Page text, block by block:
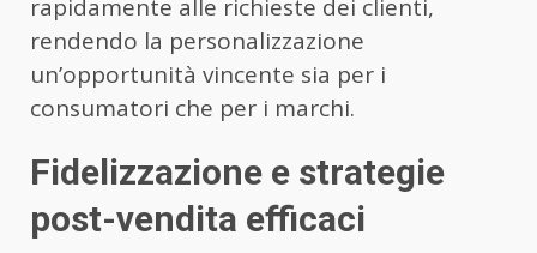
rapidamente alle richieste dei clienti,
rendendo la personalizzazione
un’opportunità vincente sia per i
consumatori che per i marchi.
Fidelizzazione e strategie
post-vendita efficaci